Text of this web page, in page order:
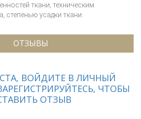
ткани, техническим
усадки ткани.
ОТЗЫВЫ
ВОЙДИТЕ В ЛИЧНЫЙ
ЧТОБЫ
ОТЗЫВ